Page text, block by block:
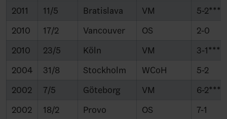
2011
11/5 Bratislava VM
5-2***
2010
17/2 Vancouver OS
2-0
2010
23/5 Köln VM
3-1****
2004
31/8 Stockholm WCoH
5-2
2002
7/5 Göteborg VM
6-2***
2002
18/2 Provo OS
7-1